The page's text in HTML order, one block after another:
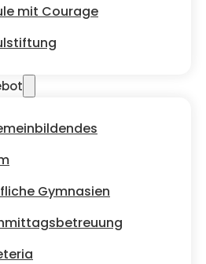
mit Courage
Gymnasien